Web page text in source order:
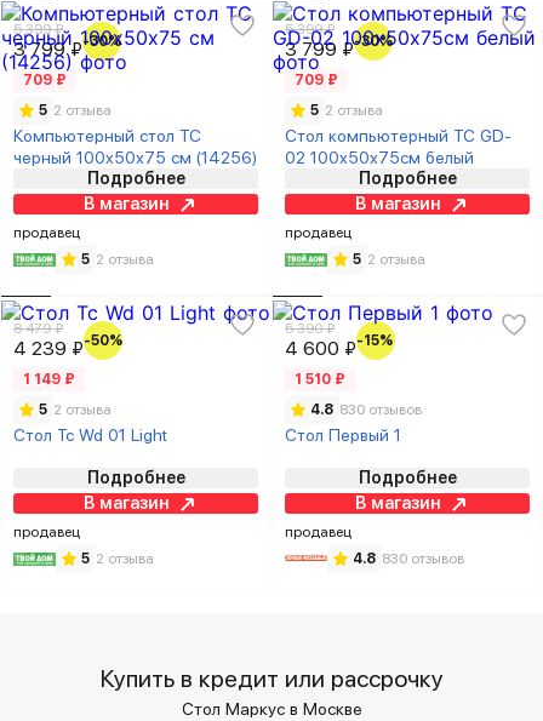
5 399 ₽
3 799 ₽-30%
709 ₽
5 2 отзыва
Компьютерный стол TC
черный 100х50х75 см (14256)
Подробнее
В магазин
продавец
5 2 отзыва
5 399 ₽
3 799 ₽-30%
709 ₽
5 2 отзыва
Стол компьютерный TC GD-
02 100х50х75см белый
Подробнее
В магазин
продавец
5 2 отзыва
8 479 ₽
4 239 ₽-50%
1 149 ₽
5 2 отзыва
Стол Tc Wd 01 Light
Подробнее
В магазин
продавец
5 2 отзыва
5 390 ₽
4 600 ₽-15%
1 510 ₽
4.8 830 отзывов
Стол Первый 1
Подробнее
В магазин
продавец
4.8 830 отзывов
Купить в кредит или рассрочку
Стол Маркус в Москве